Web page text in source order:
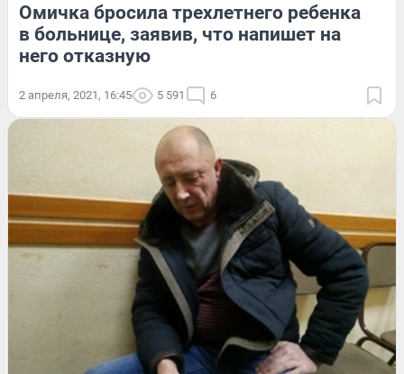
Омичка бросила трехлетнего ребенка
в больнице, заявив, что напишет на
него отказную
2 апреля, 2021, 16:45 5 591 6